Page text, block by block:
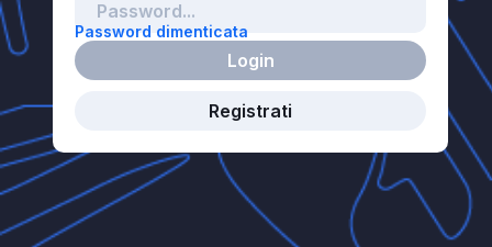
Password dimenticata
Login
Registrati